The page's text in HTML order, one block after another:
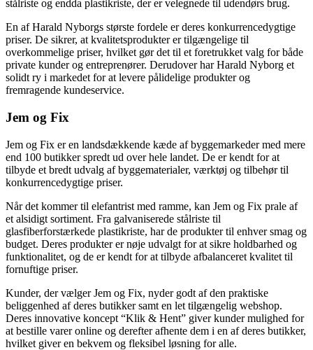
stålriste og endda plastikriste, der er velegnede til udendørs brug.
En af Harald Nyborgs største fordele er deres konkurrencedygtige
priser. De sikrer, at kvalitetsprodukter er tilgængelige til
overkommelige priser, hvilket gør det til et foretrukket valg for både
private kunder og entreprenører. Derudover har Harald Nyborg et
solidt ry i markedet for at levere pålidelige produkter og
fremragende kundeservice.
Jem og Fix
Jem og Fix er en landsdækkende kæde af byggemarkeder med mere
end 100 butikker spredt ud over hele landet. De er kendt for at
tilbyde et bredt udvalg af byggematerialer, værktøj og tilbehør til
konkurrencedygtige priser.
Når det kommer til elefantrist med ramme, kan Jem og Fix prale af
et alsidigt sortiment. Fra galvaniserede stålriste til
glasfiberforstærkede plastikriste, har de produkter til enhver smag og
budget. Deres produkter er nøje udvalgt for at sikre holdbarhed og
funktionalitet, og de er kendt for at tilbyde afbalanceret kvalitet til
fornuftige priser.
Kunder, der vælger Jem og Fix, nyder godt af den praktiske
beliggenhed af deres butikker samt en let tilgængelig webshop.
Deres innovative koncept “Klik & Hent” giver kunder mulighed for
at bestille varer online og derefter afhente dem i en af deres butikker,
hvilket giver en bekvem og fleksibel løsning for alle.